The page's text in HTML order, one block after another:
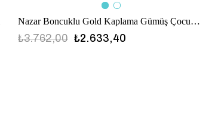
Nazar Boncuklu Gold Kaplama Gümüş Çocuk Bilekliği
₺2.633,40
₺3.762,00